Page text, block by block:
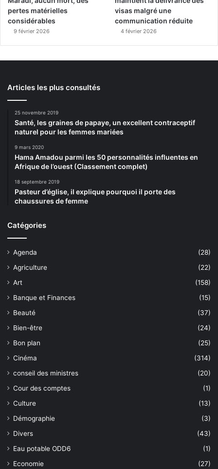
pertes matérielles
considérables
9 février 2026
visas malgré une
communication réduite
4 février 2026
Articles les plus consultés
25 novembre 2019
Santé, les graines de papaye, un excellent contraceptif
naturel pour les femmes mariées
9 mars 2020
Hama Amadou parmi les 50 personnalités influentes en
Afrique de l’ouest (Classement complet)
18 septembre 2019
Pasteur d’église, il explique pourquoi il porte des
chaussures de femme
Catégories
Agenda
(28)
Agriculture
(22)
Art
(158)
Banque et Finances
(15)
Beauté
(37)
Bien-être
(24)
Bon plan
(25)
Cinéma
(314)
conseil des ministres
(20)
Cour des comptes
(1)
Culture
(13)
Démographie
(3)
Divers
(43)
Eau potable ODD6
(1)
Economie
(27)